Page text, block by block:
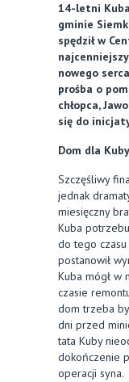
14-letni
gminie
spędził w
nowego
prośba o
chłopca,
się do
Dom dla Kuby
Szczęśliwy
jednak
miesięczny
Kuba
do tego czasu
postanowił
Kuba mógł w
czasie
dom trzeba
dni przed
tata Kuby
dokończenie
operacji syna.